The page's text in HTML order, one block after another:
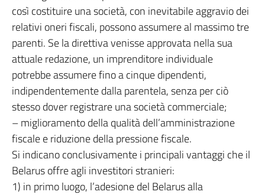
così costituire una società, con inevitabile aggravio dei
relativi oneri fiscali, possono assumere al massimo tre
parenti. Se la direttiva venisse approvata nella sua
attuale redazione, un imprenditore individuale
potrebbe assumere fino a cinque dipendenti,
indipendentemente dalla parentela, senza per ciò
stesso dover registrare una società commerciale;
– miglioramento della qualità dell’amministrazione
fiscale e riduzione della pressione fiscale.
Si indicano conclusivamente i principali vantaggi che il
Belarus offre agli investitori stranieri:
1) in primo luogo, l’adesione del Belarus alla